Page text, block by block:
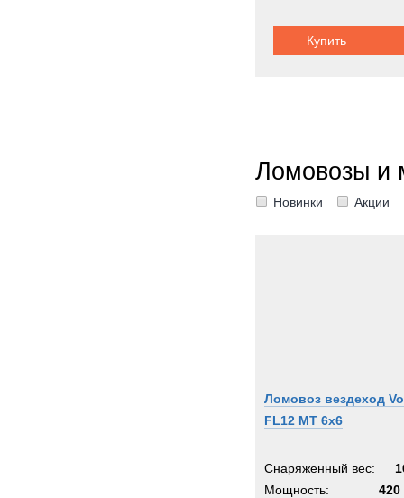
Купить
Ломовозы и
Новинки Акции
Ломовоз вездеход
FL12 MT 6х6
Снаряженный вес:
Мощность:
420